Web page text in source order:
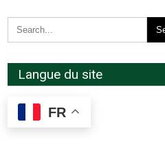
Langue du site
FR